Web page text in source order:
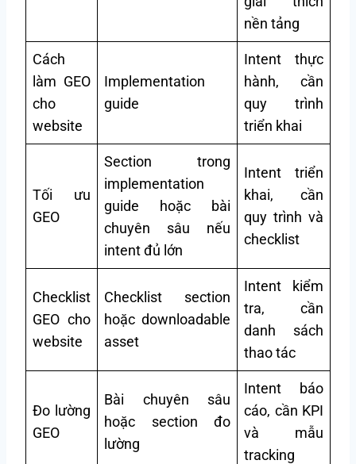
nền tảng
Cách
làm GEO
cho
website
Implementation
guide
Intent thực
hành, cần
quy trình
triển khai
Tối ưu
GEO
Section trong
implementation
guide hoặc bài
chuyên sâu nếu
intent đủ lớn
Intent triển
khai, cần
quy trình và
checklist
Checklist
GEO cho
website
Checklist section
hoặc downloadable
asset
Intent kiểm
tra, cần
danh sách
thao tác
Đo lường
GEO
Bài chuyên sâu
hoặc section đo
lường
Intent báo
cáo, cần KPI
và mẫu
tracking